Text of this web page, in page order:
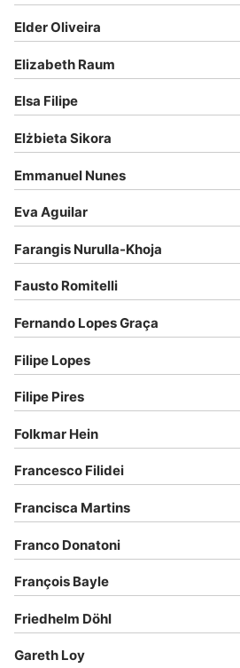
Elder Oliveira
Elizabeth Raum
Elsa Filipe
Elżbieta Sikora
Emmanuel Nunes
Eva Aguilar
Farangis Nurulla-Khoja
Fausto Romitelli
Fernando Lopes Graça
Filipe Lopes
Filipe Pires
Folkmar Hein
Francesco Filidei
Francisca Martins
Franco Donatoni
François Bayle
Friedhelm Döhl
Gareth Loy